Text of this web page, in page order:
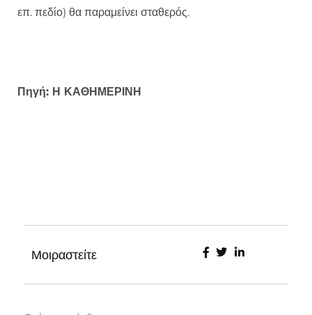
επ. πεδίο) θα παραμείνει σταθερός.
Πηγή: Η ΚΑΘΗΜΕΡΙΝΗ
Μοιραστείτε